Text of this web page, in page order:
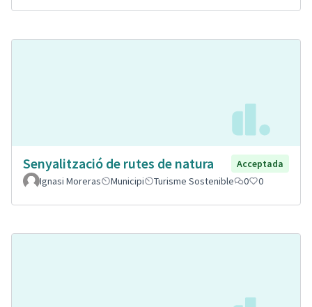
Senyalització de rutes de natura
Acceptada
Ignasi Moreras
Municipi Turisme Sostenible 0 0